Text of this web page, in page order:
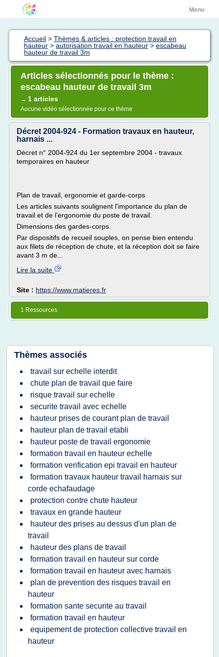
Menu
Accueil > Thèmes & articles : protection travail en
hauteur > autorisation travail en hauteur > escabeau
hauteur de travail 3m
Articles sélectionnés pour le thème :
escabeau hauteur de travail 3m
→ 1 articles
Aucune vidéo sélectionnée pour ce thème
Décret 2004-924 - Formation travaux en hauteur,
harnais ...
Décret n° 2004-924 du 1er septembre 2004 - travaux
temporaires en hauteur
Plan de travail, ergonomie et garde-corps
Les articles suivants soulignent l'importance du plan de
travail et de l'ergonomie du poste de travail.
Dimensions des gardes-corps.
Par dispositifs de recueil souples, on pense bien entendu
aux filets de réception de chute, et la réception doit se faire
avant 3 m de...
Lire la suite
Site : https://www.matieres.fr
1 Ressources
Thèmes associés
travail sur echelle interdit
chute plan de travail que faire
risque travail sur echelle
securite travail avec echelle
hauteur prises de courant plan de travail
hauteur plan de travail etabli
hauteur poste de travail ergonomie
formation travail en hauteur echelle
formation verification epi travail en hauteur
formation travaux hauteur travail harnais sur
corde echafaudage
protection contre chute hauteur
travaux en grande hauteur
hauteur des prises au dessus d'un plan de
travail
hauteur des plans de travail
formation travail en hauteur sur corde
formation travail en hauteur avec harnais
plan de prevention des risques travail en
hauteur
formation sante securite au travail
formation travail en hauteur
equipement de protection collective travail en
hauteur